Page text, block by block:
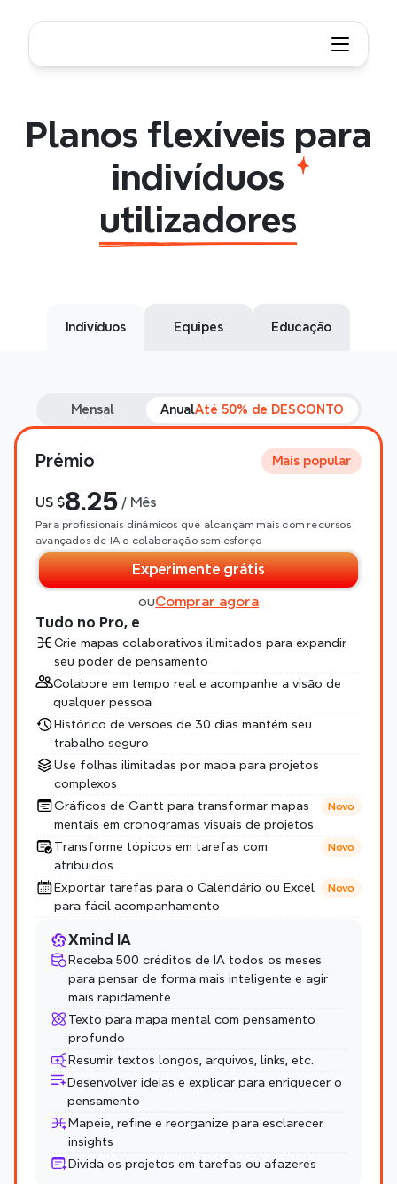
plans
Planos flexíveis para
indivíduos
utilizadores
Indivíduos Equipes Educação
Mensal AnualAté 50% de DESCONTO
Mais popular
Prémio
US $8.25 / Mês
Para profissionais dinâmicos que alcançam mais com recursos
avançados de IA e colaboração sem esforço
Experimente grátis
ouComprar agora
Tudo no Pro, e
Crie mapas colaborativos ilimitados para expandir
seu poder de pensamento
Colabore em tempo real e acompanhe a visão de
qualquer pessoa
Histórico de versões de 30 dias mantém seu
trabalho seguro
Use folhas ilimitadas por mapa para projetos
complexos
Gráficos de Gantt para transformar mapas
mentais em cronogramas visuais de projetos
Novo
Transforme tópicos em tarefas com
atribuídos
Novo
Exportar tarefas para o Calendário ou Excel
para fácil acompanhamento
Novo
Xmind IA
Receba 500 créditos de IA todos os meses
para pensar de forma mais inteligente e agir
mais rapidamente
Texto para mapa mental com pensamento
profundo
Resumir textos longos, arquivos, links, etc.
Desenvolver ideias e explicar para enriquecer o
pensamento
Mapeie, refine e reorganize para esclarecer
insights
Divida os projetos em tarefas ou afazeres